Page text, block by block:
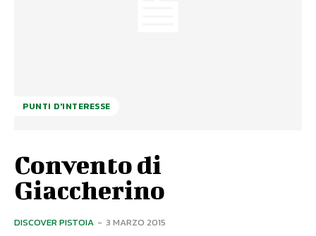
PUNTI D'INTERESSE
Convento di
Giaccherino
DISCOVER PISTOIA - 3 MARZO 2015